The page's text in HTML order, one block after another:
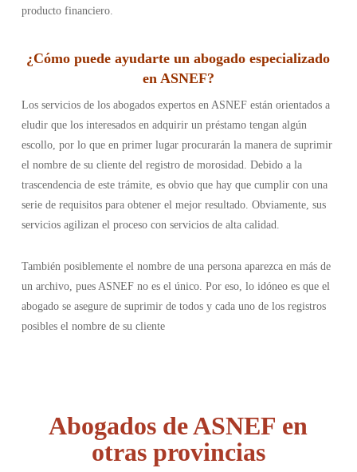
producto financiero.
¿Cómo puede ayudarte un abogado especializado
en ASNEF?
Los servicios de los abogados expertos en ASNEF están orientados a
eludir que los interesados en adquirir un préstamo tengan algún
escollo, por lo que en primer lugar procurarán la manera de suprimir
el nombre de su cliente del registro de morosidad. Debido a la
trascendencia de este trámite, es obvio que hay que cumplir con una
serie de requisitos para obtener el mejor resultado. Obviamente, sus
servicios agilizan el proceso con servicios de alta calidad.
También posiblemente el nombre de una persona aparezca en más de
un archivo, pues ASNEF no es el único. Por eso, lo idóneo es que el
abogado se asegure de suprimir de todos y cada uno de los registros
posibles el nombre de su cliente
Abogados de ASNEF en
otras provincias